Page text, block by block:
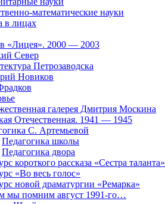
математические науки
в лицах
«Лицея». 2000 — 2003
Север
Петрозаводска
Новиков
галерея Дмитрия Москина
Отечественная. 1941 — 1945
С. Артемьевой
Педагогика школы
Педагогика двора
короткого рассказа «Сестра таланта»
«Во весь голос»
новой драматургии «Ремарка»
мы помним август 1991-го…